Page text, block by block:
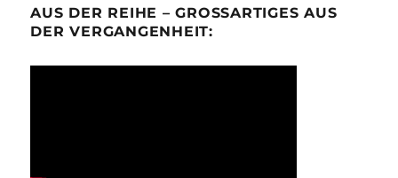
AUS DER REIHE – GROSSARTIGES AUS D
ER VERGANGENHEIT: